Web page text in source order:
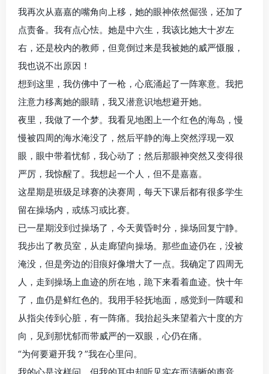
我再次从嘉嘉的嘴角向上移，她的眼神依然倔强，还加了
点责备。我有点心怯。她是中六生，我该比她大十岁左
右，还是校内的教师，但竟倒过来是我被她的威严慑服，
我也说不出原因！
想到这里，我仿佛中了一枪，心底涌起了一阵寒意。我把
注意力移离她的眼睛，我又潜意识地想避开她。
夜里，我做了一个梦。我看见地图上一个红色的海岛，慢
慢被四周的海水淹没了，然后平静的海上突然浮现一双
眼，眼中带着忧郁，我心动了；然后那眼神突然又变得很
严厉，我惊醒了。我想起一个人，但不是嘉嘉。
这星期是班级足球赛的决赛周，每天下课后都有很多学生
留在操场内，或练习或比赛。
已一星期没到过操场了，今天黄昏时分，操场回复宁静。
我步出了教员室，从走廊望向操场。那些血迹仍在，没被
淹没，但是旁边的泪痕好像增大了一点。我确定了四周无
人，走到操场上血迹的所在地，跪下来看着血迹。快十年
了，血仍是鲜红色的。我用手轻抚地面，感觉到一阵暖和
从指尖传到心脏，有一阵痛。我抬起头来望着六十度的方
向，见到那忧郁而带威严的一双眼，心仍在痛。
“为何要避开我？”我在心里问。